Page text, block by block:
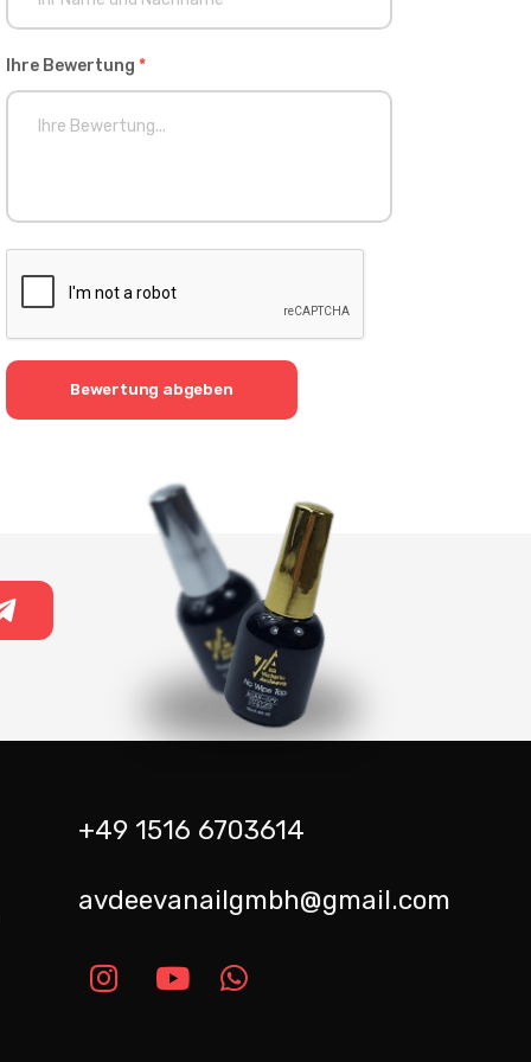
Ihre Bewertung *
Bewertung abgeben
+49 1516 6703614
avdeevanailgmbh@gmail.com